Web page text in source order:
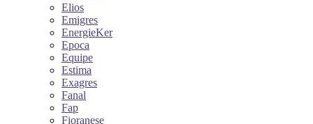
Elios
Emigres
EnergieKer
Epoca
Equipe
Estima
Exagres
Fanal
Fap
Fioranese